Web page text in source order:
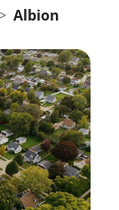
Albion